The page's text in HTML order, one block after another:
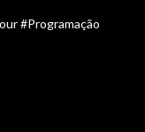
#Programação